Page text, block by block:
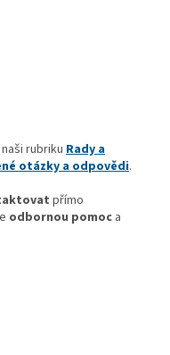
rubriku Rady a
otázky a odpovědi.
přímo
odbornou pomoc a